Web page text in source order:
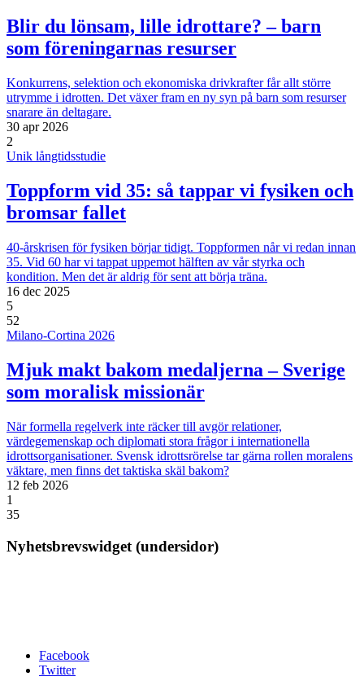
Blir du lönsam, lille idrottare? – barn
som föreningarnas resurser
Konkurrens, selektion och ekonomiska drivkrafter får allt större
utrymme i idrotten. Det växer fram en ny syn på barn som resurser
snarare än deltagare.
30 apr 2026
2
Unik långtidsstudie
Toppform vid 35: så tappar vi fysiken och
bromsar fallet
40-årskrisen för fysiken börjar tidigt. Toppformen når vi redan innan
35. Vid 60 har vi tappat uppemot hälften av vår styrka och
kondition. Men det är aldrig för sent att börja träna.
16 dec 2025
5
52
Milano-Cortina 2026
Mjuk makt bakom medaljerna – Sverige
som moralisk missionär
När formella regelverk inte räcker till avgör relationer,
värdegemenskap och diplomati stora frågor i internationella
idrottsorganisationer. Svensk idrottsrörelse tar gärna rollen moralens
väktare, men finns det taktiska skäl bakom?
12 feb 2026
1
35
Nyhetsbrevswidget (undersidor)
Facebook
Twitter